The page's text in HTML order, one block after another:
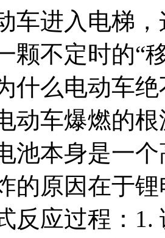
车进入电梯
颗不定时的“
什么电动车
动车爆燃的
池本身是一
的原因在于锂
反应过程：1.